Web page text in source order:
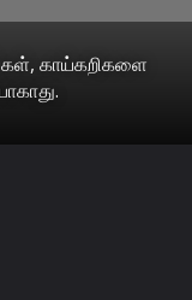
காய்கறிகளை